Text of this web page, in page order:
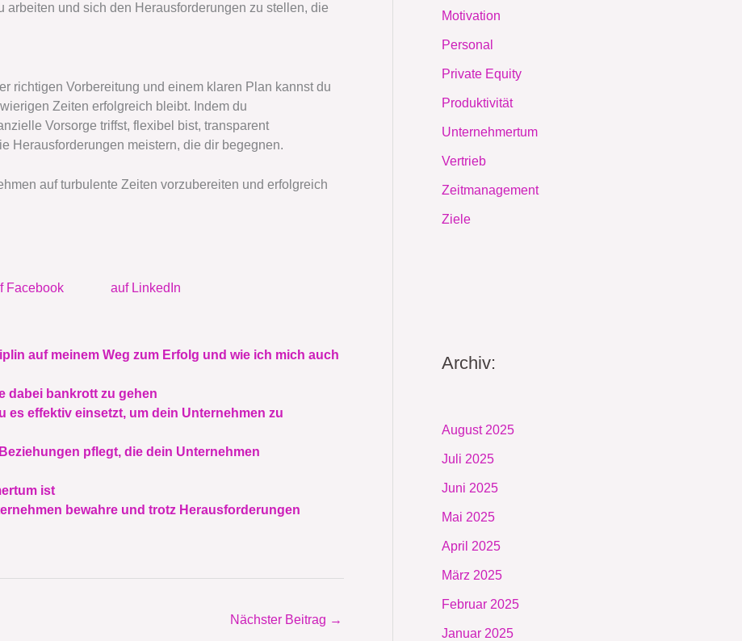
arbeiten und sich den Herausforderungen zu stellen, die
richtigen Vorbereitung und einem klaren Plan kannst du
Zeiten erfolgreich bleibt. Indem du
Vorsorge triffst, flexibel bist, transparent
Herausforderungen meistern, die dir begegnen.
auf turbulente Zeiten vorzubereiten und erfolgreich
Facebook auf LinkedIn
auf meinem Weg zum Erfolg und wie ich mich auch
dabei bankrott zu gehen
es effektiv einsetzt, um dein Unternehmen zu
pflegt, die dein Unternehmen
ist
bewahre und trotz Herausforderungen
Nächster Beitrag →
Motivation
Personal
Private Equity
Produktivität
Unternehmertum
Vertrieb
Zeitmanagement
Ziele
Archiv:
August 2025
Juli 2025
Juni 2025
Mai 2025
April 2025
März 2025
Februar 2025
Januar 2025